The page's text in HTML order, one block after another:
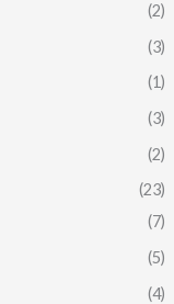
(2)
(3)
(1)
(3)
(2)
(23)
(7)
(5)
(4)